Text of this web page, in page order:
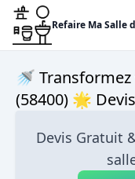
Refaire Ma Salle
🚿
(58400) 🌟
Devis Gratuit